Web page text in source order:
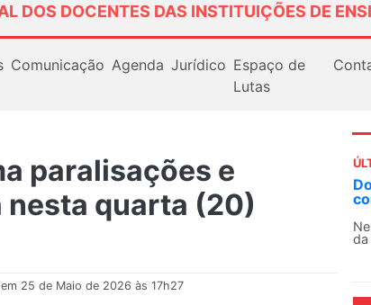
DOS DOCENTES DAS INSTITUIÇÕES DE
Comunicação Agenda Jurídico Espaço de
Lutas
paralisações e
nesta quarta (20)
25 de Maio de 2026 às 17h27
O